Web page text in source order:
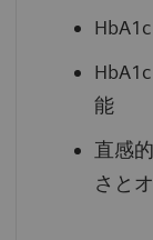
能
直感
さと